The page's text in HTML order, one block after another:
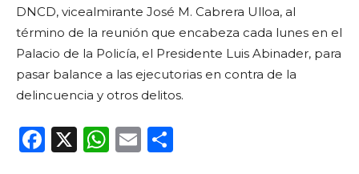
DNCD, vicealmirante José M. Cabrera Ulloa, al
término de la reunión que encabeza cada lunes en el
Palacio de la Policía, el Presidente Luis Abinader, para
pasar balance a las ejecutorias en contra de la
delincuencia y otros delitos.
F
X
W E